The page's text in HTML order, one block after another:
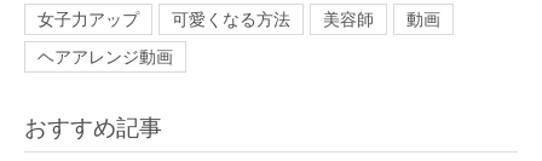
女子力アップ 可愛くなる方法 美容師
動画
ヘアアレンジ動画
おすすめ記事